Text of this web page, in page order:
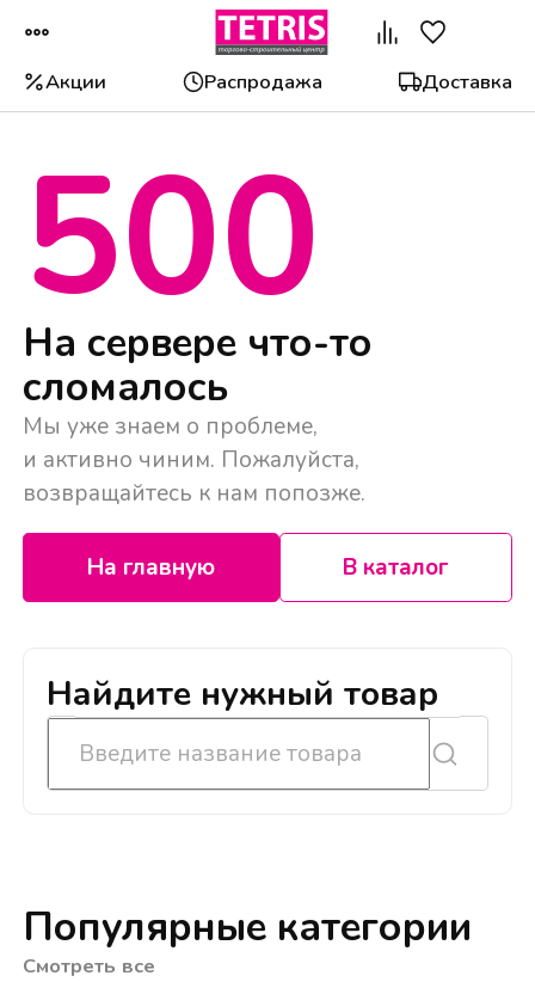
Акции Распродажа Доставка
500
На сервере что-то
сломалось
Мы уже знаем о проблеме,
и активно чиним. Пожалуйста,
возвращайтесь к нам попозже.
На главную В каталог
Найдите нужный товар
Популярные категории
Смотреть все